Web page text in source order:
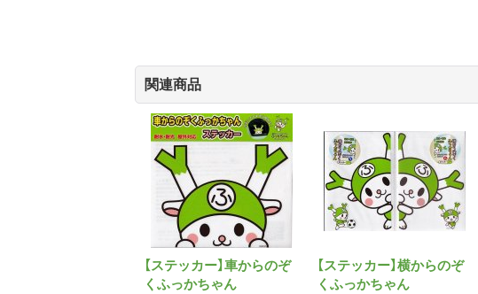
関連商品
【ステッカー】車からのぞ
くふっかちゃん
【ステッカー】横からのぞ
くふっかちゃん